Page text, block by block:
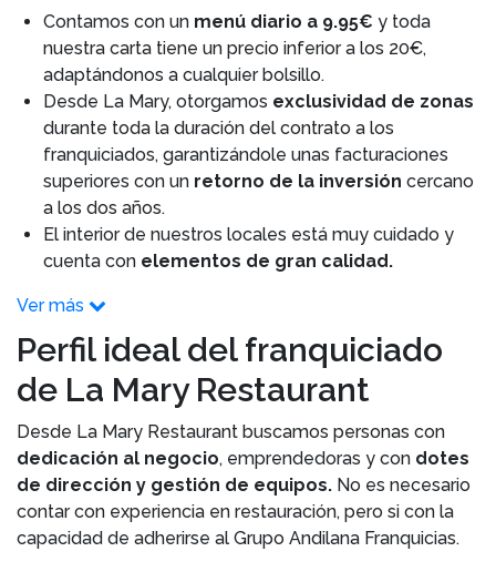
Contamos con un menú diario a 9.95€ y toda
nuestra carta tiene un precio inferior a los 20€,
adaptándonos a cualquier bolsillo.
Desde La Mary, otorgamos exclusividad de zonas
durante toda la duración del contrato a los
franquiciados, garantizándole unas facturaciones
superiores con un retorno de la inversión cercano
a los dos años.
El interior de nuestros locales está muy cuidado y
cuenta con elementos de gran calidad.
Ver más
Perfil ideal del franquiciado
de La Mary Restaurant
Desde La Mary Restaurant buscamos personas con
dedicación al negocio, emprendedoras y con dotes
de dirección y gestión de equipos. No es necesario
contar con experiencia en restauración, pero si con la
capacidad de adherirse al Grupo Andilana Franquicias.